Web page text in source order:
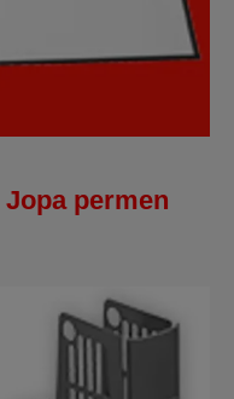
Jopa permen